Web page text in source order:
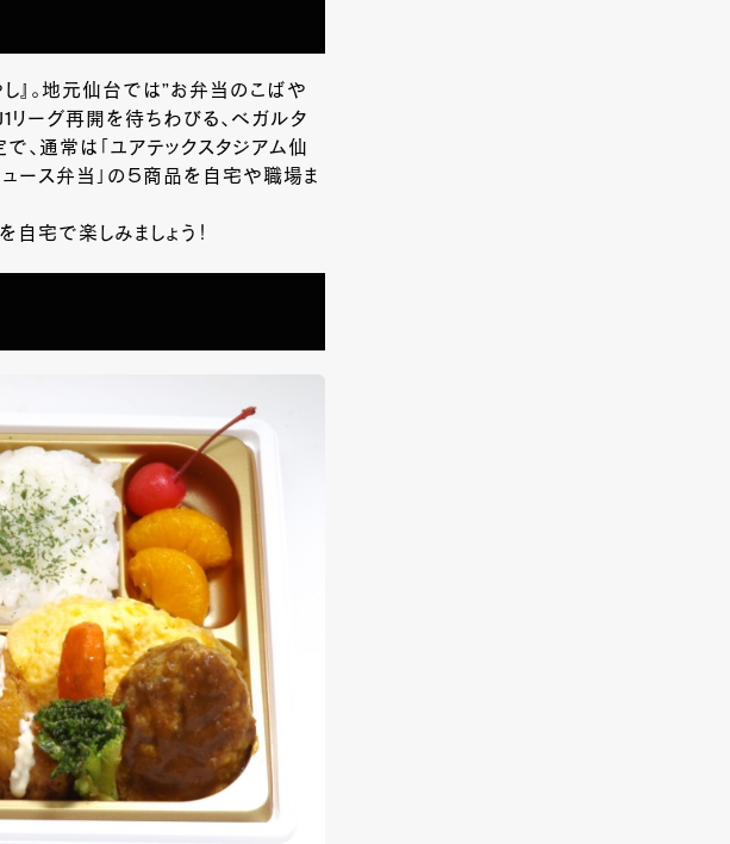
』。地元仙台では”お弁当のこばや
リーグ再開を待ちわびる、ベガルタ
、通常は「ユアテックスタジアム仙
ース弁当」の５商品を自宅や職場ま
宅で楽しみましょう！